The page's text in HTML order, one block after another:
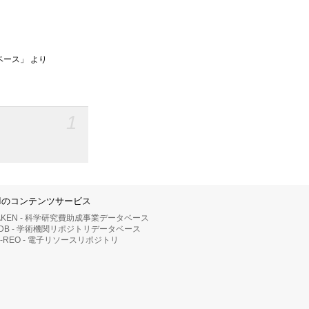
ス」 より
コンテンツサービス
- 科学研究費助成事業データベース
- 学術機関リポジトリデータベース
REO - 電子リソースリポジトリ